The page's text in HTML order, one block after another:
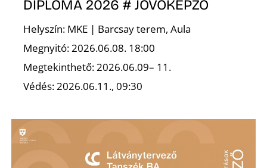
DIPLOMA 2026 # JÖVŐKÉPZŐ
Helyszín: MKE | Barcsay terem, Aula
Megnyitó: 2026.06.08. 18:00
Megtekinthető: 2026.06.09– 11.
Védés: 2026.06.11., 09:30